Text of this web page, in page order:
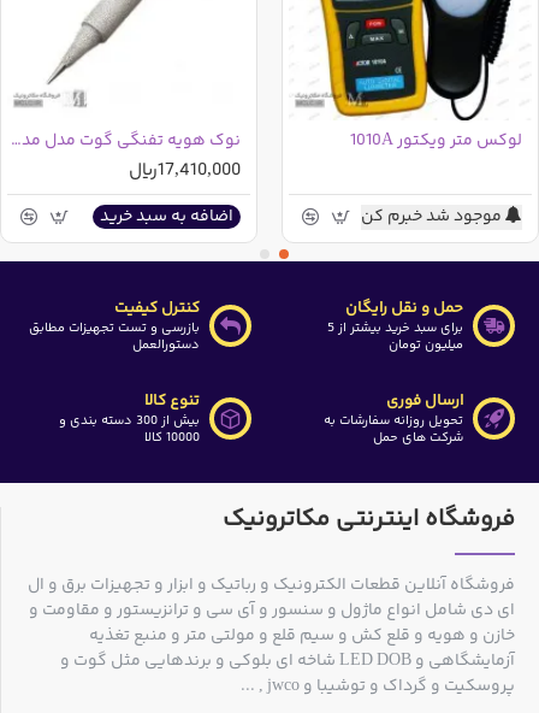
لوکس متر ویکتور 1010A
موجود شد خبرم کن
نوک هویه تفنگی گوت مدل مدل TQ-77RT-SB-L برای TQ-77 | TQ-95 اصلی و اورجینال
17,410,000ریال
اضافه به سبد خرید
حمل و نقل رایگان
برای سبد خرید بیشتر از 5
میلیون تومان
کنترل کیفیت
بازرسی و تست تجهیزات مطابق
دستورالعمل
ارسال فوری
تحویل روزانه سفارشات به
شرکت های حمل
تنوع کالا
بیش از 300 دسته بندی و
10000 کالا
فروشگاه اینترنتی مکاترونیک
فروشگاه آنلاین قطعات الکترونیک و رباتیک و ابزار و تجهیزات برق و ال
ای دی شامل انواع ماژول و سنسور و آی سی و ترانزیستور و مقاومت و
خازن و هویه و قلع کش و سیم قلع و مولتی متر و منبع تغذیه
آزمایشگاهی و LED DOB شاخه ای بلوکی و برندهایی مثل گوت و
پروسکیت و گرداک و توشیبا و jwco , ...